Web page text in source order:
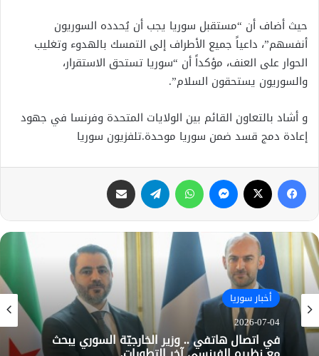
حيث أضاف أن “مستقبل سوريا يجب أن يُحدده السوريون
أنفسهم”، داعياً جميع الأطراف إلى التمسك بالهدوء وتغليب
الحوار على العنف، مؤكداً أن “سوريا تستحق الاستقرار،
والسوريون يستحقون السلام”.
و أشاد بالتعاون القائم بين الولايات المتحدة وفرنسا في جهود
إعادة دمج قسد ضمن سوريا موحدة.تلفزيون سوريا
فيسبوك ماسنجر واتساب تيلقرام
أخبار سوريا
2026-07-04
في اتصال هاتفي .. وزير الخارجيّة السوري يبحث
أخبار سوريا
2026-07-01